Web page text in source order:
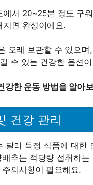
에서 20~25분 정도 구
지면 완성이에요.
오래 보관할 수 있으며,
수 있는 건강한 옵션
강한 운동 방법을 알아
건강 관리
달리 특정 식품에 대한
추는 적당량 섭취하는
의사항이 필요해요.